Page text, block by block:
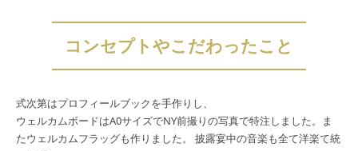
コンセプトやこだわったこと
式次第はプロフィールブックを手作りし、
ウェルカムボードはA0サイズでNY前撮りの写真で特注しました。ま
たウェルカムフラッグも作りました。 披露宴中の音楽も全て洋楽て統